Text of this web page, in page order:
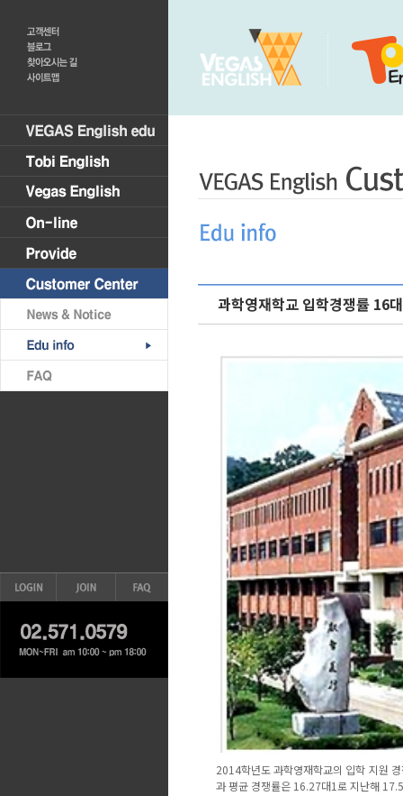
과학영재학교 입학경쟁률 16
2014학년도 과학영재학교의 입학 지원
과 평균 경쟁률은 16.27대1로 지난해